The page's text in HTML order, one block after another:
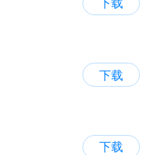
下载
下载
下载